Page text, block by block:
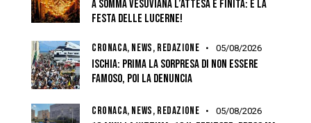
A SOMMA VESUVIANA L’ATTESA È FINITA: È LA
FESTA DELLE LUCERNE!
CRONACA, NEWS, REDAZIONE 05/08/2026
ISCHIA: PRIMA LA SORPRESA DI NON ESSERE
FAMOSO, POI LA DENUNCIA
CRONACA, NEWS, REDAZIONE 05/08/2026